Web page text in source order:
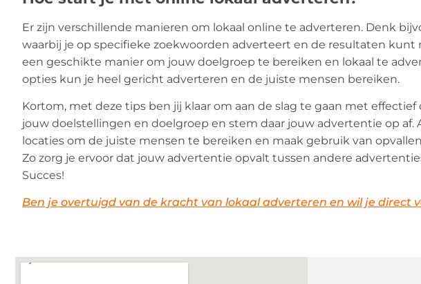
Er zijn verschillende manieren om lokaal online te adverteren. Denk
waarbij je op specifieke zoekwoorden adverteert en de resultaten kunt
een geschikte manier om jouw doelgroep te bereiken en lokaal te
opties kun je heel gericht adverteren en de juiste mensen bereiken.
Kortom, met deze tips ben jij klaar om aan de slag te gaan met
jouw doelstellingen en doelgroep en stem daar jouw advertentie op af.
locaties om de juiste mensen te bereiken en maak gebruik van
Zo zorg je ervoor dat jouw advertentie opvalt tussen andere
Succes!
Ben je overtuigd van de kracht van lokaal adverteren en wil je direct